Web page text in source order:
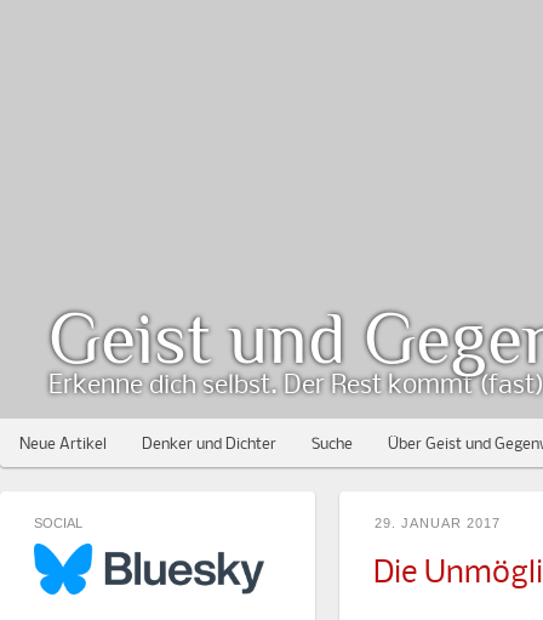
Neue Artikel Denker und Dichter Suche Über Geist und
Geist und
Erkenne dich selbst. Der Rest kommt
29. JANUAR 2017
Die
SOCIAL